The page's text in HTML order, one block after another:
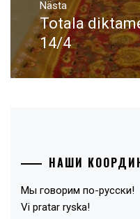
Nästa
Nästa
inlägg:
Totala
14/4
НАШИ
Мы говорим по-русски!
Vi pratar ryska!